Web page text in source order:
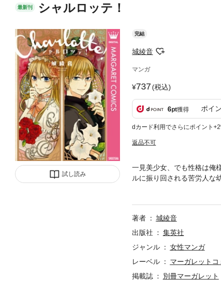
最新刊 シャルロッテ！
試し読み
完結
城綾音
マンガ
737(税込)
6pt獲得 ポイ
dカード利用でさらにポイント
返品不可
一見美少女、でも性格は俺
ルに振り回される苦労人な
ル視する美少女・円香。
著者
城綾音
出版社
集英社
ジャンル
女性マンガ
レーベル
マーガレットコ
掲載誌
別冊マーガレット